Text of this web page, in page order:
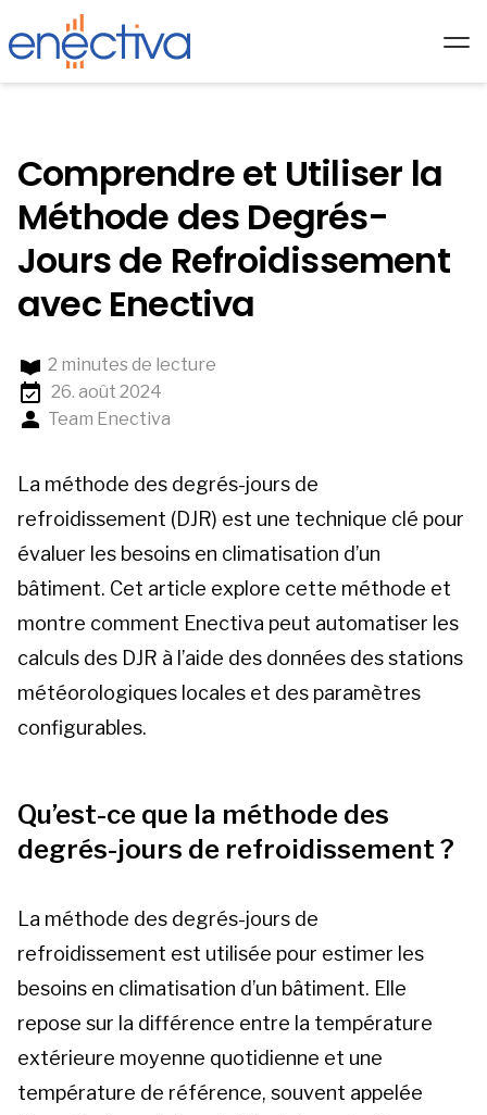
Technologie
Académie
Blog
Se connecter
Contactez-nous
Comprendre et Utiliser la
Méthode des Degrés-
Jours de Refroidissement
avec Enectiva
2 minutes de lecture
26. août 2024
Team Enectiva
La méthode des degrés-jours de
refroidissement (DJR) est une technique clé pour
évaluer les besoins en climatisation d’un
bâtiment. Cet article explore cette méthode et
montre comment Enectiva peut automatiser les
calculs des DJR à l’aide des données des stations
météorologiques locales et des paramètres
configurables.
Qu’est-ce que la méthode des
degrés-jours de refroidissement ?
La méthode des degrés-jours de
refroidissement est utilisée pour estimer les
besoins en climatisation d’un bâtiment. Elle
repose sur la différence entre la température
extérieure moyenne quotidienne et une
température de référence, souvent appelée